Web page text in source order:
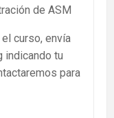
de ASM
curso, envía
indicando tu
para